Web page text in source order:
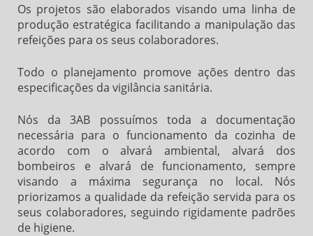
Os projetos são elaborados visando uma linha de
produção estratégica facilitando a manipulação das
refeições para os seus colaboradores.
Todo o planejamento promove ações dentro das
especificações da vigilância sanitária.
Nós da 3AB possuímos toda a documentação
necessária para o funcionamento da cozinha de
acordo com o alvará ambiental, alvará dos
bombeiros e alvará de funcionamento, sempre
visando a máxima segurança no local. Nós
priorizamos a qualidade da refeição servida para os
seus colaboradores, seguindo rigidamente padrões
de higiene.